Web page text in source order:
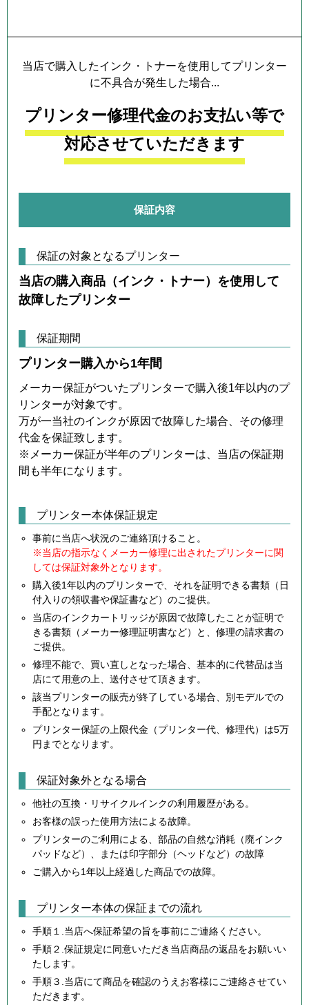
当店で購入したインク・トナーを使用してプリンター
に不具合が発生した場合...
プリンター修理代金のお支払い等で
対応させていただきます
保証内容
保証の対象となるプリンター
当店の購入商品（インク・トナー）を使用して
故障したプリンター
保証期間
プリンター購入から1年間
メーカー保証がついたプリンターで購入後1年以内のプ
リンターが対象です。
万が一当社のインクが原因で故障した場合、その修理
代金を保証致します。
※メーカー保証が半年のプリンターは、当店の保証期
間も半年になります。
プリンター本体保証規定
事前に当店へ状況のご連絡頂けること。
※当店の指示なくメーカー修理に出されたプリンターに関
しては保証対象外となります。
購入後1年以内のプリンターで、それを証明できる書類（日
付入りの領収書や保証書など）のご提供。
当店のインクカートリッジが原因で故障したことが証明で
きる書類（メーカー修理証明書など）と、修理の請求書の
ご提供。
修理不能で、買い直しとなった場合、基本的に代替品は当
店にて用意の上、送付させて頂きます。
該当プリンターの販売が終了している場合、別モデルでの
手配となります。
プリンター保証の上限代金（プリンター代、修理代）は5万
円までとなります。
保証対象外となる場合
他社の互換・リサイクルインクの利用履歴がある。
お客様の誤った使用方法による故障。
プリンターのご利用による、部品の自然な消耗（廃インク
パッドなど）、または印字部分（ヘッドなど）の故障
ご購入から1年以上経過した商品での故障。
プリンター本体の保証までの流れ
手順１.当店へ保証希望の旨を事前にご連絡ください。
手順２.保証規定に同意いただき当店商品の返品をお願いい
たします。
手順３.当店にて商品を確認のうえお客様にご連絡させてい
ただきます。